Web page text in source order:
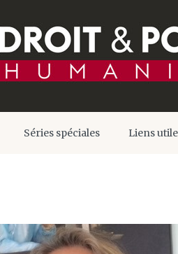
Séries spéciales Liens